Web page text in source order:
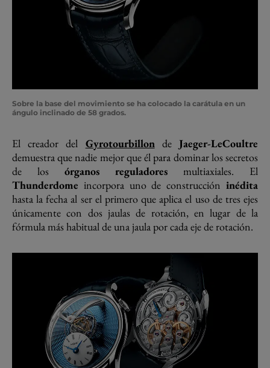
Sobre la base del movimiento se ha colocado la carátula en un
ángulo inclinado de 58 grados.
El creador del Gyrotourbillonde Jaeger-LeCoultre
demuestra que nadie mejor que él para dominar los secretos
de los órganos reguladores multiaxiales. El
Thunderdome incorpora uno de construccióninédita
hasta la fecha al ser el primero que aplica el uso de tres ejes
únicamente con dos jaulas de rotación, en lugar de la
fórmula más habitual de una jaula por cada eje de rotación.